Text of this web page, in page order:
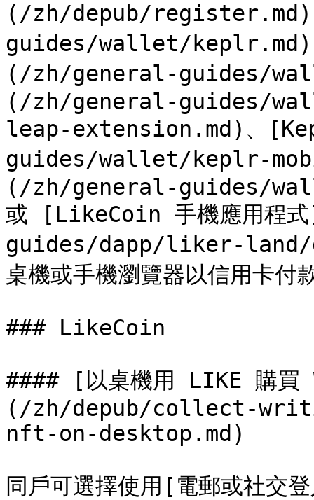
(/zh/depub/
guides/wallet/keplr.md)
(/zh/general-guides/
(/zh/general-guides/
leap-extension.md)、
guides/wallet/keplr-
(/zh/general-guides/
或 [LikeCoin 手機應用程
guides/dapp/liker-land/
桌機或手機瀏覽器以信用卡
### LikeCoin
#### [以桌機用 LIKE 購
(/zh/depub/collect-
nft-on-desktop.md)
同戶可選擇使用[電郵或社